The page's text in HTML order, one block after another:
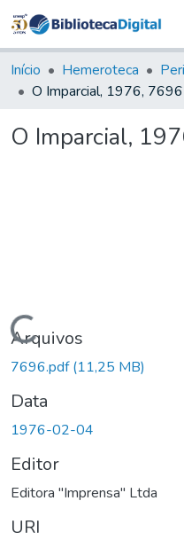
Início Hemeroteca
O Imparcial, 1976, 7696
O Imparcial,
Carregando...
Arquivos
7696.pdf(11,25 MB)
Data
1976-02-04
Editor
Editora "Imprensa" Ltda
URI